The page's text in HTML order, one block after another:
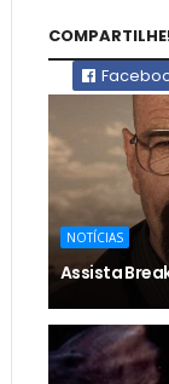
NOTÍCIAS
Assista